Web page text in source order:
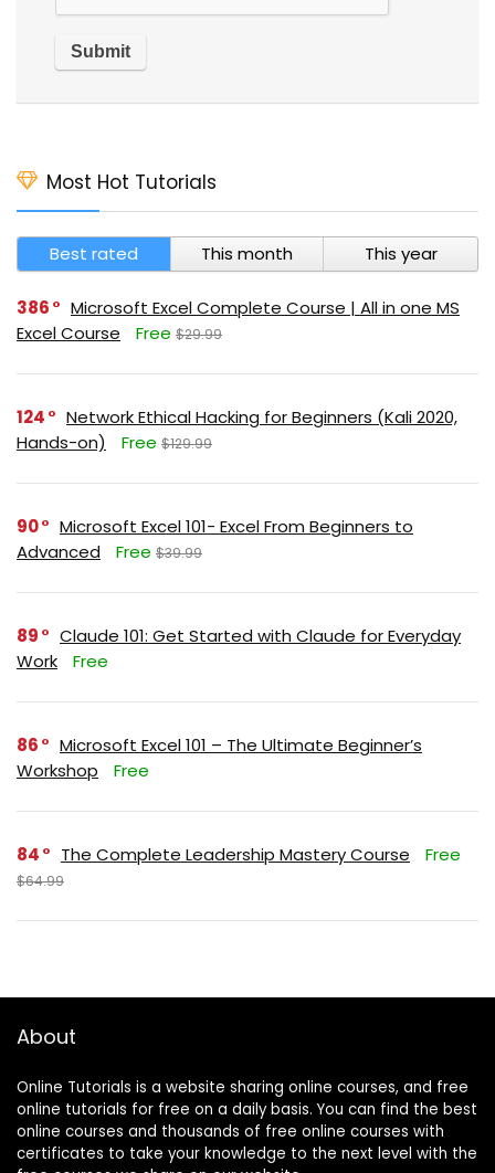
Most Hot Tutorials
Best rated This month This year
386
Microsoft Excel Complete Course | All in one MS
Excel Course
Free $29.99
124
Network Ethical Hacking for Beginners (Kali 2020,
Hands-on)
Free $129.99
90
Microsoft Excel 101- Excel From Beginners to
Advanced
Free $39.99
89
Claude 101: Get Started with Claude for Everyday
Work
Free
86
Microsoft Excel 101 – The Ultimate Beginner’s
Workshop
Free
84 The Complete Leadership Mastery Course Free
$64.99
About
Online Tutorials is a website sharing online courses, and free
online tutorials for free on a daily basis. You can find the best
online courses and thousands of free online courses with
certificates to take your knowledge to the next level with the